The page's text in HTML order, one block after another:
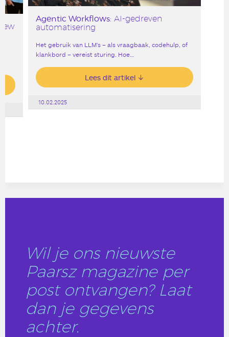
Agentic Workflows: AI-gedreven
automatisering
Het gebruik van LLM’s – als vraagbaak, codehulp, of
klankbord – vereist sturing. Hoe…
Lees dit artikel
10.02.2025
Wil je ons nieuwste
Paarsz magazine per
post ontvangen? Laat
dan je gegevens
achter.